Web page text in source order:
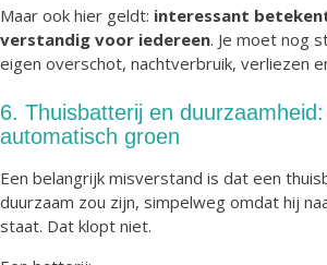
Maar ook hier geldt: interessant
verstandig voor iedereen. Je moet nog
eigen overschot, nachtverbruik, verliezen
6. Thuisbatterij en
automatisch groen
Een belangrijk misverstand is dat een
duurzaam zou zijn, simpelweg omdat hij
staat. Dat klopt niet.